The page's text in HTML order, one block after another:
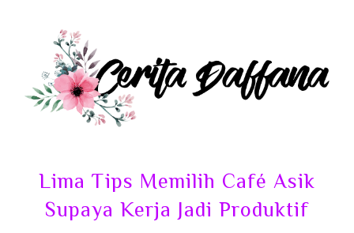
Lima Tips Memilih Café Asik
Supaya Kerja Jadi Produktif